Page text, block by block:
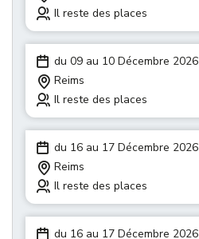
Il reste des places
du 09 au 10 Décembre 2026
Reims
Il reste des places
du 16 au 17 Décembre 2026
Reims
Il reste des places
du 16 au 17 Décembre 2026